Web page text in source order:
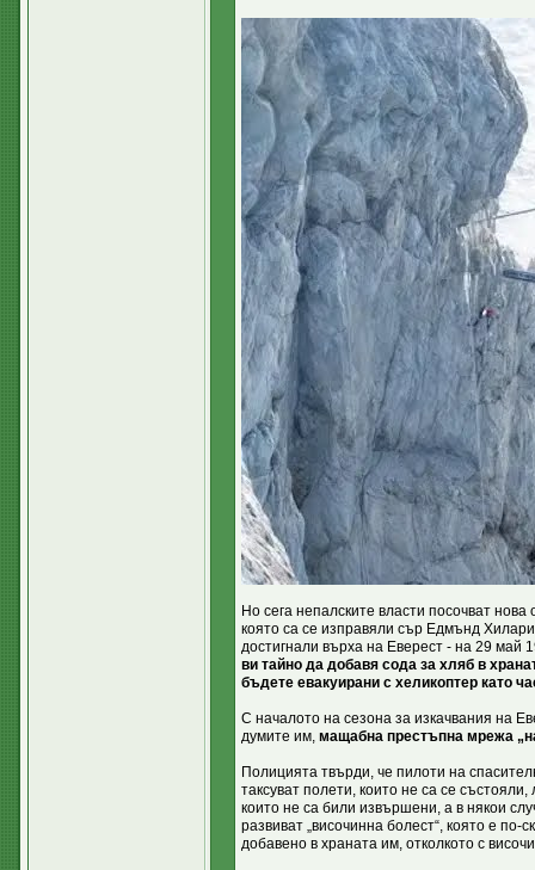
Но сега непалските власти посочват
която са се изправяли сър Едмънд
достигнали върха на Еверест - на 29 май
ви тайно да добавя сода за хляб в
бъдете евакуирани с хеликоптер като
С началото на сезона за изкачвания на
думите им, мащабна престъпна мрежа
Полицията твърди, че пилоти на
таксуват полети, които не са се
които не са били извършени, а в някои
развиват „височинна болест“, която е по-
добавено в храната им, отколкото с